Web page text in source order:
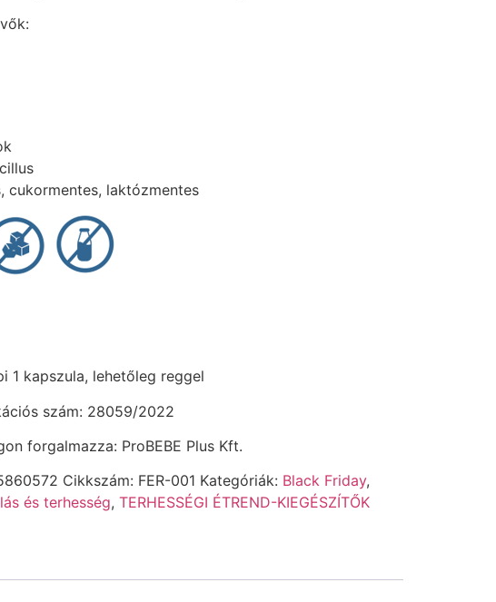
cukormentes, laktózmentes
1 kapszula, lehetőleg reggel
szám: 28059/2022
forgalmazza: ProBEBE Plus Kft.
Cikkszám: FER-001 Kategóriák: Black Friday,
és terhesség, TERHESSÉGI ÉTREND-KIEGÉSZÍTŐK